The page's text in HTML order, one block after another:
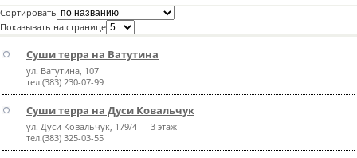
пїЅпїЅпїЅпїЅпїЅпїЅпїЅпїЅпїЅ
пїЅпїЅпїЅ пїЅпїЅпїЅпїЅпїЅ
пїЅпїЅпїЅ пїЅпїЅпїЅпїЅпїЅпїЅ
пїЅпїЅпїЅпїЅпїЅ
пїЅпїЅпїЅпїЅпїЅпїЅпїЅпїЅпїЅпїЅ
Сортировать
Показывать на странице
Суши терра на Ватутина
ул. Ватутина, 107
тел.(383) 230-07-99
Суши терра на Дуси Ковальчук
ул. Дуси Ковальчук, 179/4 — 3 этаж
тел.(383) 325-03-55